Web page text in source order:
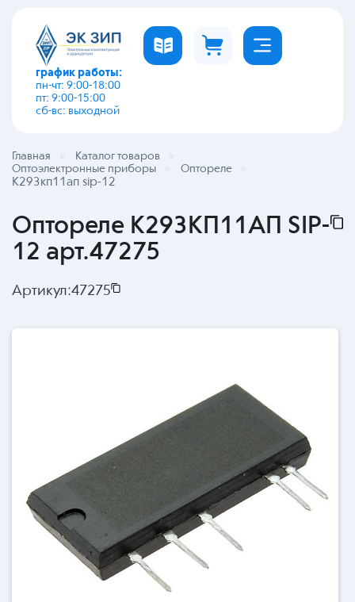
график работы:
пн-чт: 9:00-18:00
пт: 9:00-15:00
сб-вс: выходной
Главная
Каталог товаров
Оптоэлектронные приборы
Оптореле
К293кп11ап sip-12
Оптореле К293КП11АП SIP-
12 арт.47275
Артикул:47275